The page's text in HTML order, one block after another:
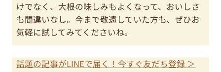
けでなく、大根の味しみもよくなって、おいしさ
も間違いなし。今まで敬遠していた方も、ぜひお
気軽に試してみてくださいね。
話題の記事がLINEで届く！今すぐ友だち登録 ＞